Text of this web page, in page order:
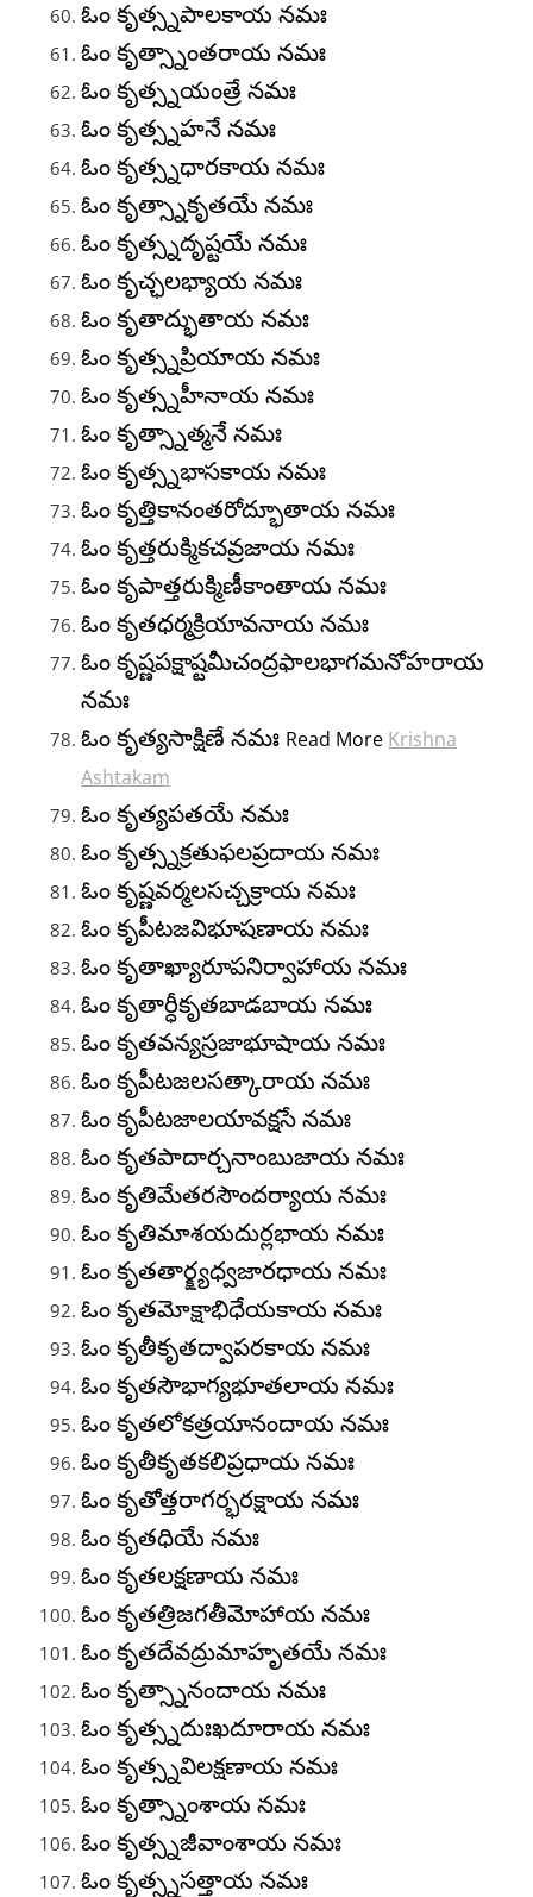
ఓం కృత్స్నపాలకాయ నమః
ఓం కృత్స్నాంతరాయ నమః
ఓం కృత్స్నయంత్రే నమః
ఓం కృత్స్నహనే నమః
ఓం కృత్స్నధారకాయ నమః
ఓం కృత్స్నాకృతయే నమః
ఓం కృత్స్నదృష్టయే నమః
ఓం కృచ్ఛలభ్యాయ నమః
ఓం కృతాద్భుతాయ నమః
ఓం కృత్స్నప్రియాయ నమః
ఓం కృత్స్నహీనాయ నమః
ఓం కృత్స్నాత్మనే నమః
ఓం కృత్స్నభాసకాయ నమః
ఓం కృత్తికానంతరోద్భూతాయ నమః
ఓం కృత్తరుక్మికచవ్రజాయ నమః
ఓం కృపాత్తరుక్మిణీకాంతాయ నమః
ఓం కృతధర్మక్రియావనాయ నమః
ఓం కృష్ణపక్షాష్టమీచంద్రఫాలభాగమనోహరాయ
నమః
ఓం కృత్యసాక్షిణే నమః Read More Krishna
Ashtakam
ఓం కృత్యపతయే నమః
ఓం కృత్స్నక్రతుఫలప్రదాయ నమః
ఓం కృష్ణవర్మలసచ్చక్రాయ నమః
ఓం కృపీటజవిభూషణాయ నమః
ఓం కృతాఖ్యారూపనిర్వాహాయ నమః
ఓం కృతార్ధీకృతబాడబాయ నమః
ఓం కృతవన్యస్రజాభూషాయ నమః
ఓం కృపీటజలసత్కారాయ నమః
ఓం కృపీటజాలయావక్షసే నమః
ఓం కృతపాదార్చనాంబుజాయ నమః
ఓం కృతిమేతరసౌందర్యాయ నమః
ఓం కృతిమాశయదుర్లభాయ నమః
ఓం కృతతార్క్ష్యధ్వజారధాయ నమః
ఓం కృతమోక్షాభిధేయకాయ నమః
ఓం కృతీకృతద్వాపరకాయ నమః
ఓం కృతసౌభాగ్యభూతలాయ నమః
ఓం కృతలోకత్రయానందాయ నమః
ఓం కృతీకృతకలిప్రధాయ నమః
ఓం కృతోత్తరాగర్భరక్షాయ నమః
ఓం కృతధియే నమః
ఓం కృతలక్షణాయ నమః
ఓం కృతత్రిజగతీమోహాయ నమః
ఓం కృతదేవద్రుమాహృతయే నమః
ఓం కృత్స్నానందాయ నమః
ఓం కృత్స్నదుఃఖదూరాయ నమః
ఓం కృత్స్నవిలక్షణాయ నమః
ఓం కృత్స్నాంశాయ నమః
ఓం కృత్స్నజీవాంశాయ నమః
ఓం కృత్స్నసత్తాయ నమః